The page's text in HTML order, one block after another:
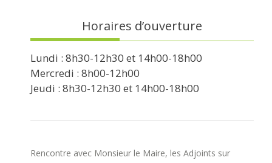
Horaires d’ouverture
Lundi : 8h30-12h30 et 14h00-18h00
Mercredi : 8h00-12h00
Jeudi : 8h30-12h30 et 14h00-18h00
Rencontre avec Monsieur le Maire, les Adjoints sur